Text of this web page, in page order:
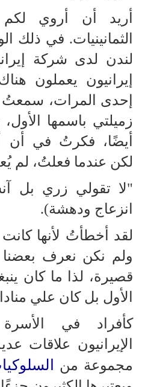
أريد أن أروي
الثمانينيات. في
لندن لدى شركة
إيرانيون يعملون
إحدى المرات، سمعتُ
زميلتي باسمها
أيضًا، فكرتُ في أن
لكن عندما فعلتُ، لم
"لا تقولي زري بل
انزعاج ودهشة).
لقد أخطأتُ لأنها
ولم نكن نعرف بعضنا
قصيرة، لذا ما كان
الأول بل كان علي
كأفراد في
الإيرانيون علاقات
مجموعة من